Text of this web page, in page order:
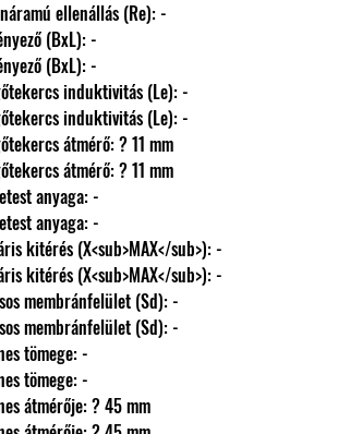
Egyenáramú ellenállás (Re): -
Erőtényező (BxL): -
Erőtényező (BxL): -
Lengőtekercs induktivitás (Le): -
Lengőtekercs induktivitás (Le): -
Lengőtekercs átmérő: ? 11 mm
Lengőtekercs átmérő: ? 11 mm
Csévetest anyaga: -
Csévetest anyaga: -
Lineáris kitérés (X<sub>MAX</sub>): -
Lineáris kitérés (X<sub>MAX</sub>): -
Hatásos membránfelület (Sd): -
Hatásos membránfelület (Sd): -
Mágnes tömege: -
Mágnes tömege: -
Mágnes átmérője: ? 45 mm